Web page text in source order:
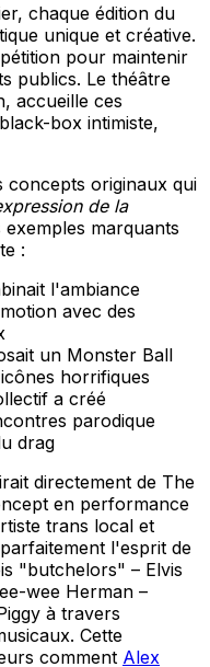
chaque édition du
unique et créative.
pour maintenir
publics. Le théâtre
accueille ces
box intimiste,
concepts originaux qui
de la
exemples marquants
:
l'ambiance
avec des
un Monster Ball
horrifiques
a créé
parodique
drag
directement de The
en performance
trans local et
l'esprit de
"butchelors" – Elvis
wee Herman –
à travers
Cette
comment Alex